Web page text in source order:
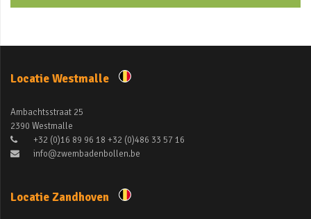
Locatie Westmalle
Ambachtsstraat 25
2390 Westmalle
+32 (0)16 89 96 18 +32 (0)486 33 57 16
info@zwembadenbollen.be
Locatie Zandhoven